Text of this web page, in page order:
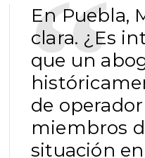
En Puebla,
clara. ¿Es
que un
de
miembros
situación